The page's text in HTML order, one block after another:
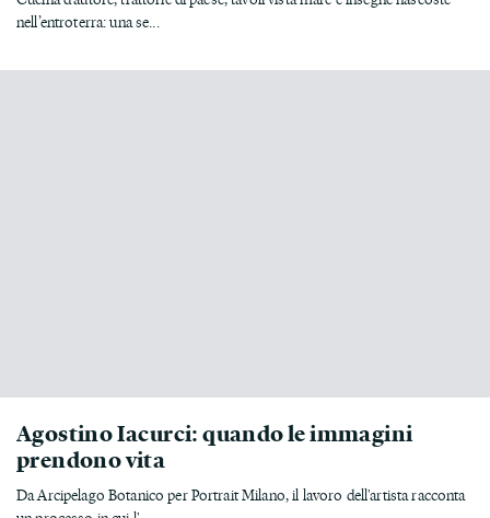
nell’entroterra: una se...
Agostino Iacurci: quando le immagini
prendono vita
Da Arcipelago Botanico per Portrait Milano, il lavoro dell'artista racconta